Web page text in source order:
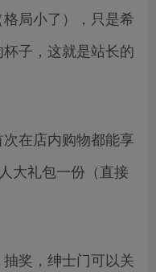
局小了），只是希
子，这就是站长的
在店内购物都能享
大礼包一份（直接
奖，绅士门可以关